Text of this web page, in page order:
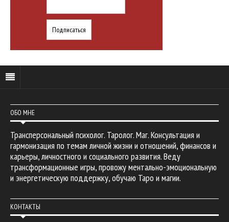
ОБО МНЕ
Трансперсональный психолог. Таролог. Маг. Консультация и
гармонизация по темам личной жизни и отношений, финансов и
карьеры, личностного и социального развития. Веду
трансформационные игры, провожу ментально-эмоциональную
и энергетическую поддержку, обучаю Таро и магии.
КОНТАКТЫ